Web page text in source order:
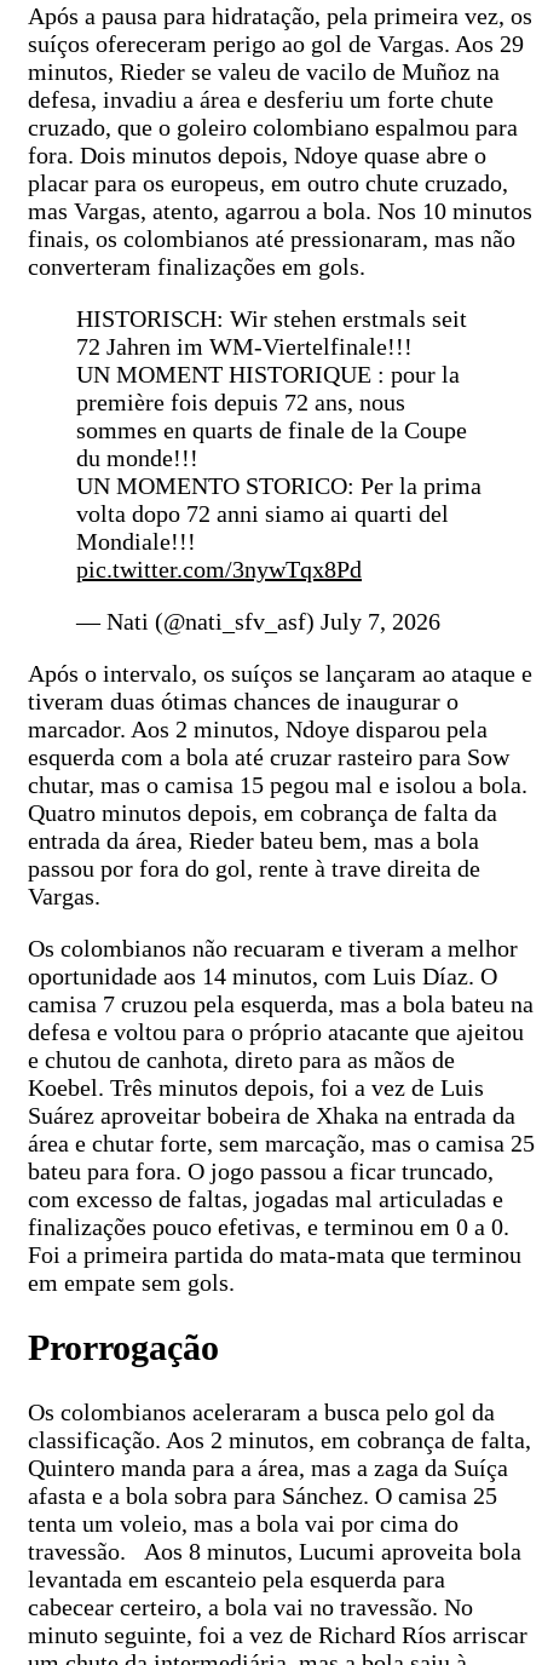
Após a pausa para hidratação, pela primeira vez, os
suíços ofereceram perigo ao gol de Vargas. Aos 29
minutos, Rieder se valeu de vacilo de Muñoz na
defesa, invadiu a área e desferiu um forte chute
cruzado, que o goleiro colombiano espalmou para
fora. Dois minutos depois, Ndoye quase abre o
placar para os europeus, em outro chute cruzado,
mas Vargas, atento, agarrou a bola. Nos 10 minutos
finais, os colombianos até pressionaram, mas não
converteram finalizações em gols.
HISTORISCH: Wir stehen erstmals seit
72 Jahren im WM-Viertelfinale!!!
UN MOMENT HISTORIQUE : pour la
première fois depuis 72 ans, nous
sommes en quarts de finale de la Coupe
du monde!!!
UN MOMENTO STORICO: Per la prima
volta dopo 72 anni siamo ai quarti del
Mondiale!!!
pic.twitter.com/3nywTqx8Pd
— Nati (@nati_sfv_asf) July 7, 2026
Após o intervalo, os suíços se lançaram ao ataque e
tiveram duas ótimas chances de inaugurar o
marcador. Aos 2 minutos, Ndoye disparou pela
esquerda com a bola até cruzar rasteiro para Sow
chutar, mas o camisa 15 pegou mal e isolou a bola.
Quatro minutos depois, em cobrança de falta da
entrada da área, Rieder bateu bem, mas a bola
passou por fora do gol, rente à trave direita de
Vargas.
Os colombianos não recuaram e tiveram a melhor
oportunidade aos 14 minutos, com Luis Díaz. O
camisa 7 cruzou pela esquerda, mas a bola bateu na
defesa e voltou para o próprio atacante que ajeitou
e chutou de canhota, direto para as mãos de
Koebel. Três minutos depois, foi a vez de Luis
Suárez aproveitar bobeira de Xhaka na entrada da
área e chutar forte, sem marcação, mas o camisa 25
bateu para fora. O jogo passou a ficar truncado,
com excesso de faltas, jogadas mal articuladas e
finalizações pouco efetivas, e terminou em 0 a 0.
Foi a primeira partida do mata-mata que terminou
em empate sem gols.
Prorrogação
Os colombianos aceleraram a busca pelo gol da
classificação. Aos 2 minutos, em cobrança de falta,
Quintero manda para a área, mas a zaga da Suíça
afasta e a bola sobra para Sánchez. O camisa 25
tenta um voleio, mas a bola vai por cima do
travessão. Aos 8 minutos, Lucumi aproveita bola
levantada em escanteio pela esquerda para
cabecear certeiro, a bola vai no travessão. No
minuto seguinte, foi a vez de Richard Ríos arriscar